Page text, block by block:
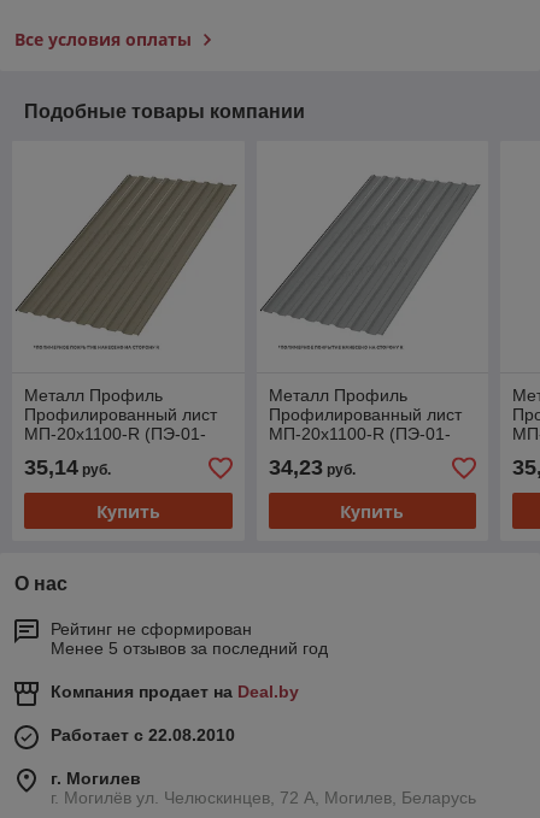
Все условия оплаты
Подобные товары компании
Металл Профиль
Профилированный лист
МП-20x1100-R (ПЭ-01-
35,14 руб.
Купить
Металл Профиль
Профилированный лист
МП-20x1100-R (ПЭ-01-
34,23руб.
Купить
О нас
Рейтинг не сформирован
Менее 5 отзывов за последний год
Компания продает на Deal.by
Работает с 22.08.2010
г. Могилев
г. Могилёв ул. Челюскинцев, 72 А, Могилев, Беларусь